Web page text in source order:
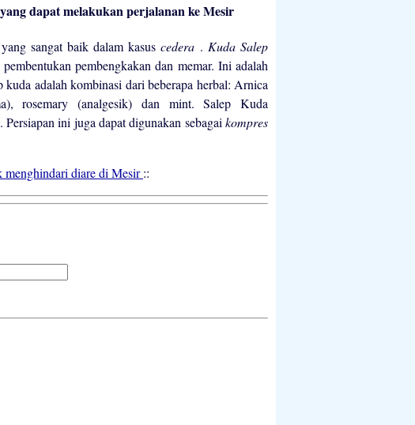
dapat melakukan perjalanan ke Mesir
sangat baik dalam kasuscedera . Kuda Salep
pembentukan pembengkakan dan memar. Ini adalah
adalah kombinasi dari beberapa herbal: Arnica
rosemary (analgesik) dan mint. Salep Kuda
ini juga dapat digunakan sebagai kompres
menghindari diare di Mesir::